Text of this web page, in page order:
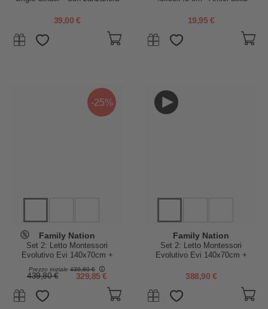
39,00 € 19,95 €
-25%
Family Nation
Set 2: Letto Montessori
Evolutivo Evi 140x70cm +
Prezzo iniziale 439,80 €
439,80 € 329,85 €
Family Nation
Set 2: Letto Montessori
Evolutivo Evi 140x70cm +
388,90 €